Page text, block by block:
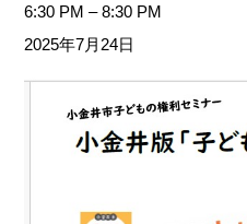
6:30 PM –8:30 PM
2025年7月24日